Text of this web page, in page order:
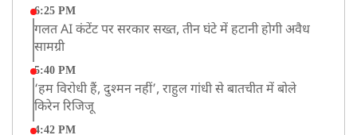
6:25 PM
गलत AI कंटेंट पर सरकार सख्त, तीन घंटे में हटानी होगी अवैध
सामग्री
5:40 PM
‘हम विरोधी हैं, दुश्मन नहीं’, राहुल गांधी से बातचीत में बोले
किरेन रिजिजू
4:42 PM